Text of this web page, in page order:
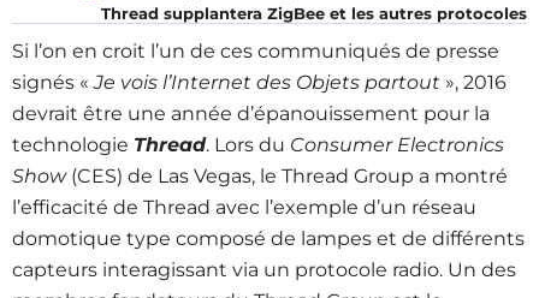
Thread supplantera ZigBee et les autres protocoles
Si l’on en croit l’un de ces communiqués de presse
signés «Je vois l’Internet des Objets partout », 2016
devrait être une année d’épanouissement pour la
technologie Thread. Lors du Consumer Electronics
Show(CES) de Las Vegas, le Thread Group a montré
l’efficacité de Thread avec l’exemple d’un réseau
domotique type composé de lampes et de différents
capteurs interagissant via un protocole radio. Un des